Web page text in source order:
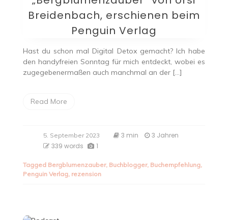
Breidenbach, erschienen beim
Penguin Verlag
Hast du schon mal Digital Detox gemacht? Ich habe
den handyfreien Sonntag für mich entdeckt, wobei es
zugegebenermaßen auch manchmal an der […]
Read More
5. September 2023 3 min
3 Jahren
339 words
1
Tagged Bergblumenzauber, Buchblogger, Buchempfehlung,
Penguin Verlag, rezension